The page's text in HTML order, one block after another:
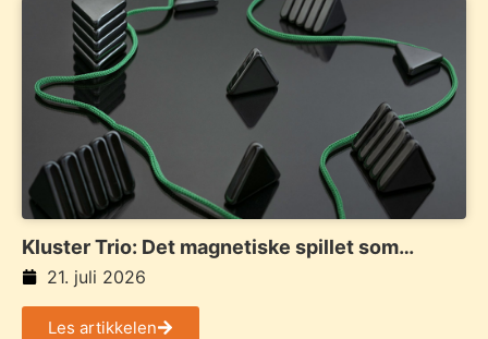
Kluster Trio: Det magnetiske spillet som
samler familie og venner
21. juli 2026
Les artikkelen